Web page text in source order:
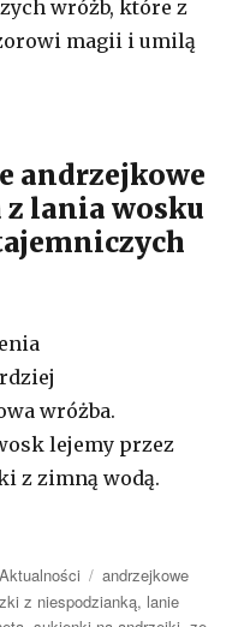
wróżb, które z
magii i umilą
andrzejkowe
lania wosku
wróżba.
lejemy przez
z zimną wodą.
Kategorie
Aktualności Tagi
andrzejkowe
z niespodzianką, lanie